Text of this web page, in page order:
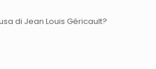
di Jean Louis Géricault?